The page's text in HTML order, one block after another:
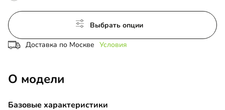
Выбрать опции
Доставка по Москве Условия
О модели
Базовые характеристики